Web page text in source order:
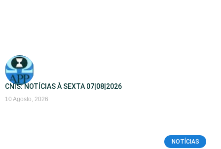
CNIS: NOTÍCIAS À SEXTA 07|08|2026
10 Agosto, 2026
NOTÍCIAS